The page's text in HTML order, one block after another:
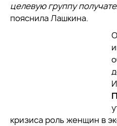
целевую группу
пояснила Лашкина.
кризиса роль женщин в